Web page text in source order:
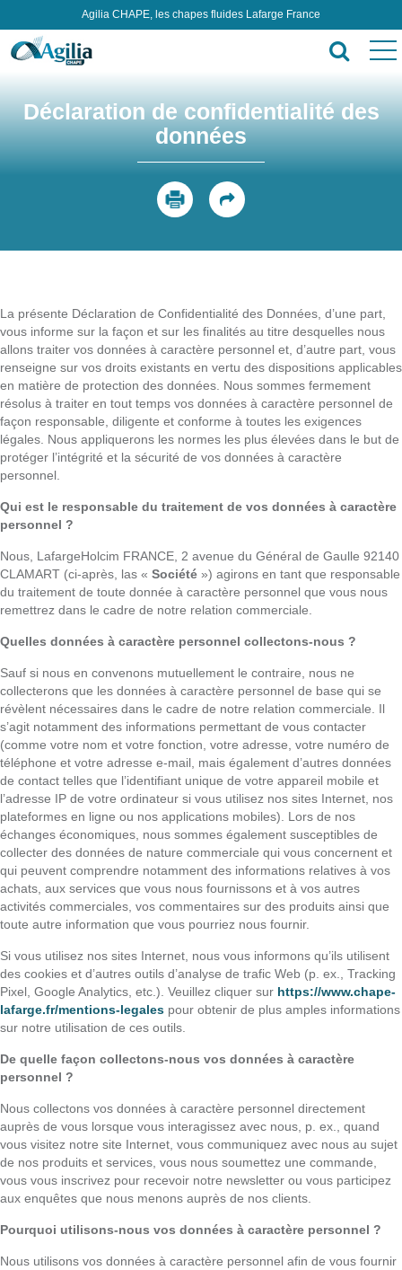
Agilia CHAPE, les chapes fluides Lafarge France
Déclaration de confidentialité des
données
La présente Déclaration de Confidentialité des Données, d’une part,
vous informe sur la façon et sur les finalités au titre desquelles nous
allons traiter vos données à caractère personnel et, d’autre part, vous
renseigne sur vos droits existants en vertu des dispositions applicables
en matière de protection des données. Nous sommes fermement
résolus à traiter en tout temps vos données à caractère personnel de
façon responsable, diligente et conforme à toutes les exigences
légales. Nous appliquerons les normes les plus élevées dans le but de
protéger l’intégrité et la sécurité de vos données à caractère
personnel.
Qui est le responsable du traitement de vos données à caractère
personnel ?
Nous, LafargeHolcim FRANCE, 2 avenue du Général de Gaulle 92140
CLAMART (ci-après, las « Société ») agirons en tant que responsable
du traitement de toute donnée à caractère personnel que vous nous
remettrez dans le cadre de notre relation commerciale.
Quelles données à caractère personnel collectons-nous ?
Sauf si nous en convenons mutuellement le contraire, nous ne
collecterons que les données à caractère personnel de base qui se
révèlent nécessaires dans le cadre de notre relation commerciale. Il
s’agit notamment des informations permettant de vous contacter
(comme votre nom et votre fonction, votre adresse, votre numéro de
téléphone et votre adresse e-mail, mais également d’autres données
de contact telles que l’identifiant unique de votre appareil mobile et
l’adresse IP de votre ordinateur si vous utilisez nos sites Internet, nos
plateformes en ligne ou nos applications mobiles). Lors de nos
échanges économiques, nous sommes également susceptibles de
collecter des données de nature commerciale qui vous concernent et
qui peuvent comprendre notamment des informations relatives à vos
achats, aux services que vous nous fournissons et à vos autres
activités commerciales, vos commentaires sur des produits ainsi que
toute autre information que vous pourriez nous fournir.
Si vous utilisez nos sites Internet, nous vous informons qu’ils utilisent
des cookies et d’autres outils d’analyse de trafic Web (p. ex., Tracking
Pixel, Google Analytics, etc.). Veuillez cliquer sur https://www.chape-
lafarge.fr/mentions-legales pour obtenir de plus amples informations
sur notre utilisation de ces outils.
De quelle façon collectons-nous vos données à caractère
personnel ?
Nous collectons vos données à caractère personnel directement
auprès de vous lorsque vous interagissez avec nous, p. ex., quand
vous visitez notre site Internet, vous communiquez avec nous au sujet
de nos produits et services, vous nous soumettez une commande,
vous vous inscrivez pour recevoir notre newsletter ou vous participez
aux enquêtes que nous menons auprès de nos clients.
Pourquoi utilisons-nous vos données à caractère personnel ?
Nous utilisons vos données à caractère personnel afin de vous fournir